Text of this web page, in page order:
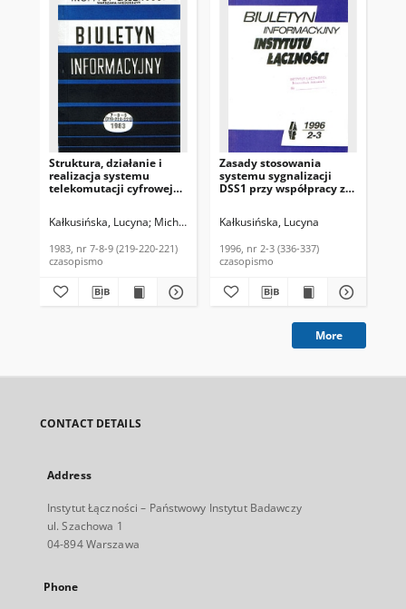
Struktura, działanie i
realizacja systemu
telekomutacji cyfrowej
8-9 (219-220-221)
Kałkusińska, Lucyna Michna, Józef Trylski, Antoni Białek, Wojciech
1983, nr 7-8-9 (219-220-221)
czasopismo
Zasady stosowania
systemu sygnalizacji
DSS1 przy współpracy z
Instytutu Łączności,
Kałkusińska, Lucyna
1996, nr 2-3 (336-337)
czasopismo
More
CONTACT DETAILS
Address
Instytut Łączności – Państwowy Instytut Badawczy
ul. Szachowa 1
04-894 Warszawa
Phone